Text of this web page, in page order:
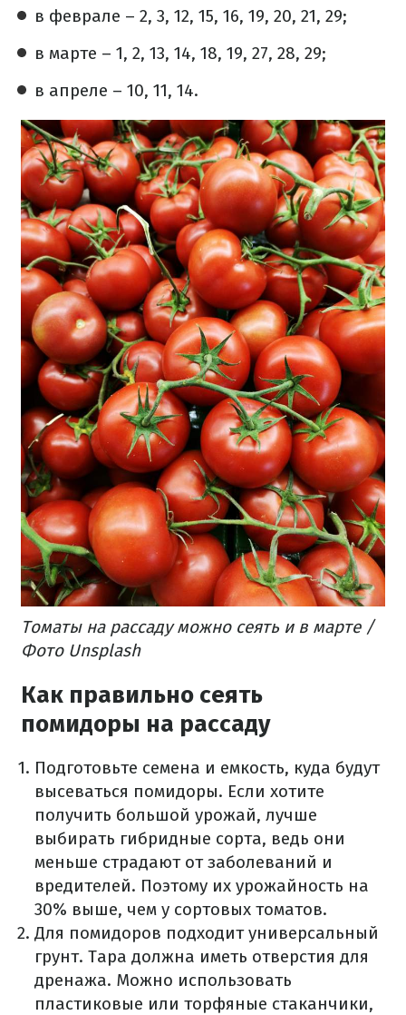
в феврале – 2, 3, 12, 15, 16, 19, 20, 21, 29;
в марте – 1, 2, 13, 14, 18, 19, 27, 28, 29;
в апреле – 10, 11, 14.
Томаты на рассаду можно сеять и в марте /
Фото Unsplash
Как правильно сеять
помидоры на рассаду
Подготовьте семена и емкость, куда будут
высеваться помидоры. Если хотите
получить большой урожай, лучше
выбирать гибридные сорта, ведь они
меньше страдают от заболеваний и
вредителей. Поэтому их урожайность на
30% выше, чем у сортовых томатов.
Для помидоров подходит универсальный
грунт. Тара должна иметь отверстия для
дренажа. Можно использовать
пластиковые или торфяные стаканчики,